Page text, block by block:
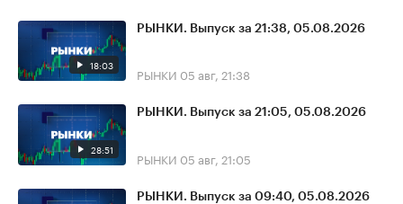
18:03
РЫНКИ. Выпуск за 21:38, 05.08.2026
РЫНКИ 05 авг, 21:38
28:51
РЫНКИ. Выпуск за 21:05, 05.08.2026
РЫНКИ 05 авг, 21:05
РЫНКИ. Выпуск за 09:40, 05.08.2026